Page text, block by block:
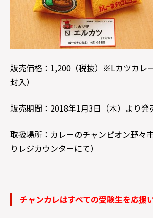
販売価格：1,200（税抜）※Lカツカレ
封入）
販売期間：2018年1月3日（木）より発
取扱場所：カレーのチャンピオン野々
りレジカウンターにて）
チャンカレはすべての受験生を応援